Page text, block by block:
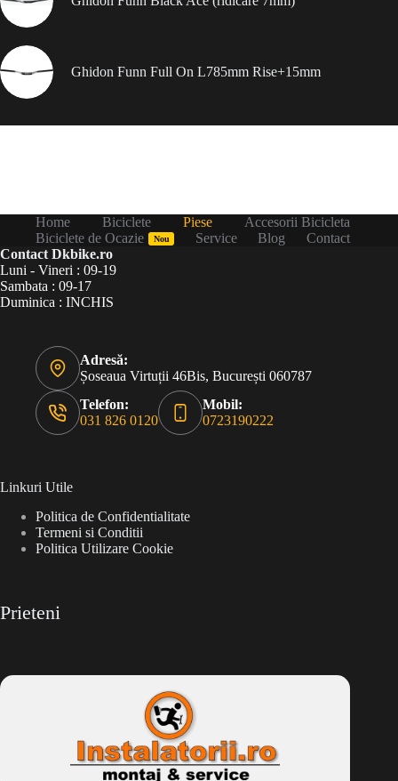
Ghidon Funn Full On L785mm Rise+15mm
Home Biciclete Piese
Accesorii Bicicleta
Biciclete de Ocazie
Nou Service Blog
Contact
Contact Dkbike.ro
Luni - Vineri : 09-19
Sambata : 09-17
Duminica : INCHIS
Adresă:
Șoseaua Virtuții 46Bis, București 060787
Telefon:
031 826 0120
Mobil:
0723190222
Linkuri Utile
Politica de Confidentialitate
Termeni si Conditii
Politica Utilizare Cookie
Prieteni